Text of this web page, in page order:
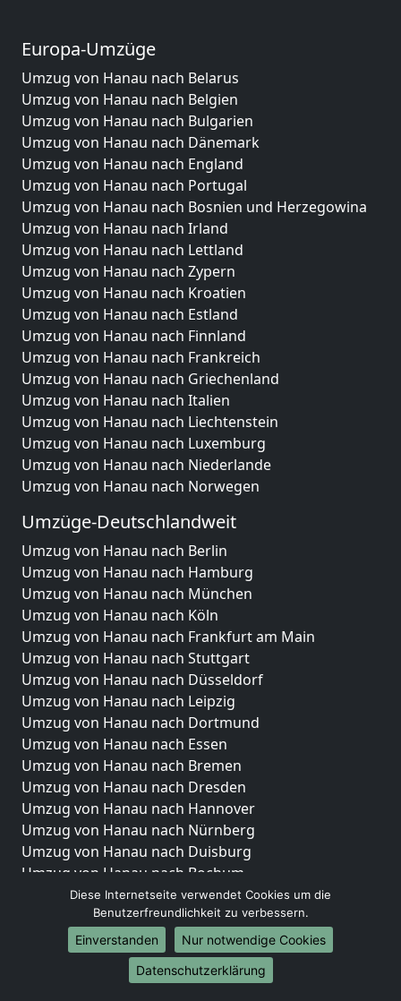
Europa-Umzüge
Umzug von Hanau nach Belarus
Umzug von Hanau nach Belgien
Umzug von Hanau nach Bulgarien
Umzug von Hanau nach Dänemark
Umzug von Hanau nach England
Umzug von Hanau nach Portugal
Umzug von Hanau nach Bosnien und Herzegowina
Umzug von Hanau nach Irland
Umzug von Hanau nach Lettland
Umzug von Hanau nach Zypern
Umzug von Hanau nach Kroatien
Umzug von Hanau nach Estland
Umzug von Hanau nach Finnland
Umzug von Hanau nach Frankreich
Umzug von Hanau nach Griechenland
Umzug von Hanau nach Italien
Umzug von Hanau nach Liechtenstein
Umzug von Hanau nach Luxemburg
Umzug von Hanau nach Niederlande
Umzug von Hanau nach Norwegen
Umzüge-Deutschlandweit
Umzug von Hanau nach Berlin
Umzug von Hanau nach Hamburg
Umzug von Hanau nach München
Umzug von Hanau nach Köln
Umzug von Hanau nach Frankfurt am Main
Umzug von Hanau nach Stuttgart
Umzug von Hanau nach Düsseldorf
Umzug von Hanau nach Leipzig
Umzug von Hanau nach Dortmund
Umzug von Hanau nach Essen
Umzug von Hanau nach Bremen
Umzug von Hanau nach Dresden
Umzug von Hanau nach Hannover
Umzug von Hanau nach Nürnberg
Umzug von Hanau nach Duisburg
Umzug von Hanau nach Bochum
Umzug von Hanau nach Wuppertal
Umzug von Hanau nach Bielefeld
Umzug von Hanau nach Bonn
Umzug von Hanau nach Münster
Diese Internetseite verwendet Cookies um die
Benutzerfreundlichkeit zu verbessern.
Einverstanden
Nur notwendige Cookies
Datenschutzerklärung